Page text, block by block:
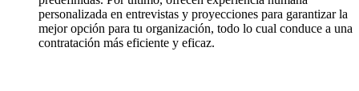
personalizada en entrevistas y proyecciones para garantizar la
mejor opción para tu organización, todo lo cual conduce a una
contratación más eficiente y eficaz.